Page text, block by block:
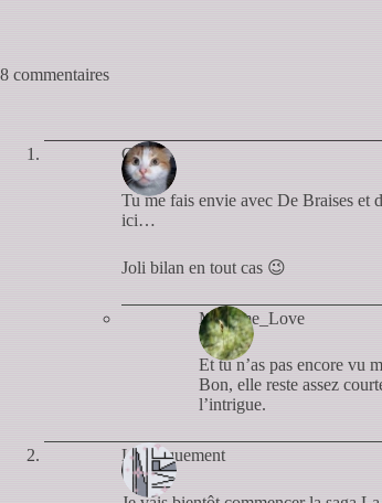
8 commentaires
Cyan
Tu me fais envie avec De Braises et
ici…
Joli bilan en tout cas 😉
Madame_Love
Et tu n’as pas encore vu
Bon, elle reste assez
l’intrigue.
Livresquement